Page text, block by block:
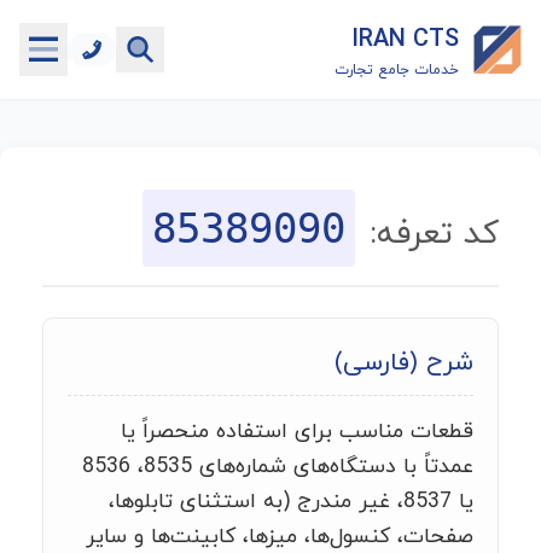
IRAN CTS
خدمات جامع تجارت
جستجوگر تعرفه گمرکی
ماشین حساب گمرکی
خدمات رایگان دیگر
کد تعرفه: 85389090
شرح (فارسی)
قطعات مناسب برای استفاده منحصراً یا
عمدتاً با دستگاه‌های شماره‌های 8535، 8536
یا 8537، غیر مندرج (به استثنای تابلوها،
صفحات، کنسول‌ها، میزها، کابینت‌ها و سایر